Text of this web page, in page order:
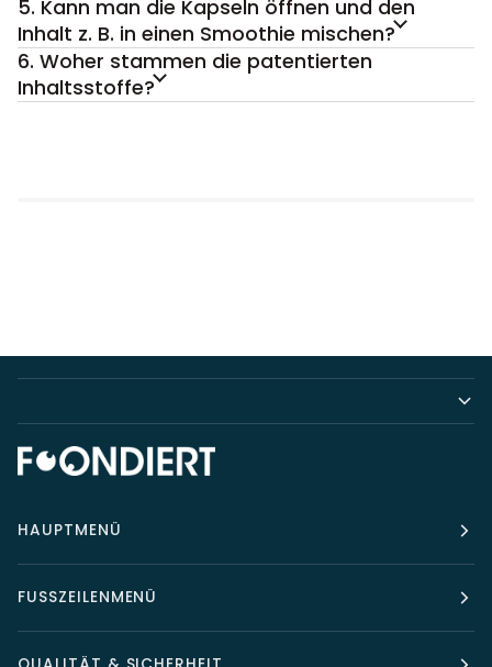
5. Kann man die Kapseln öffnen und den
Inhalt z. B. in einen Smoothie mischen?
6. Woher stammen die patentierten
Inhaltsstoffe?
HAUPTMENÜ
FUSSZEILENMENÜ